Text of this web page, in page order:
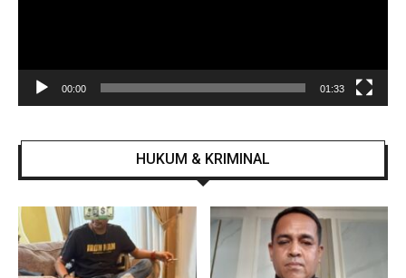
00:00 01:33
HUKUM & KRIMINAL